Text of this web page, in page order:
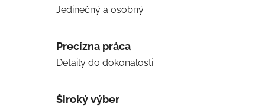
Jedinečný a osobný.
Precízna práca
Detaily do dokonalosti.
Široký výber